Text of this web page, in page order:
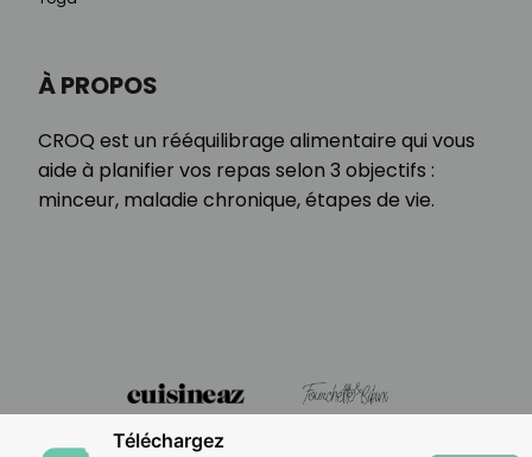
À PROPOS
CROQ est un rééquilibrage alimentaire qui vous
aide à planifier vos repas selon 3 objectifs :
minceur, maladie chronique, étapes de vie.
Téléchargez